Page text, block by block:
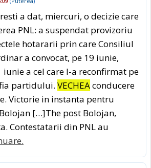
a dat, miercuri, o decizie care
PNL: a suspendat provizoriu
hotararii prin care Consiliul
a convocat, pe 19 iunie,
iunie a cel care l-a reconfirmat pe
partidului. VECHEAconducere
Victorie in instanta pentru
[…]The post Bolojan,
Contestatarii din PNL au